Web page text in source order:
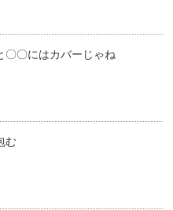
〇〇にはカバーじゃね
む